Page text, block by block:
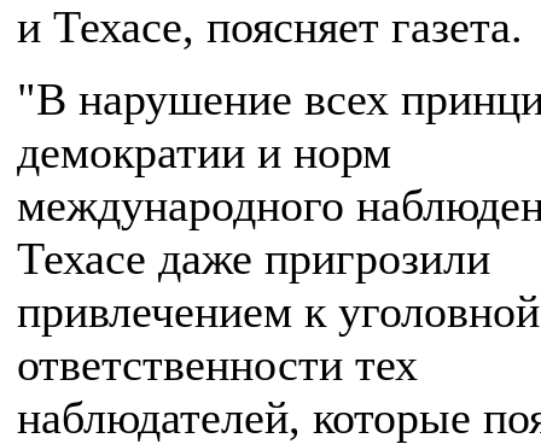
и Техасе, поясняет газета.
"В нарушение всех
демократии и норм
международного
Техасе даже пригрозили
привлечением к уголовной
ответственности тех
наблюдателей, которые